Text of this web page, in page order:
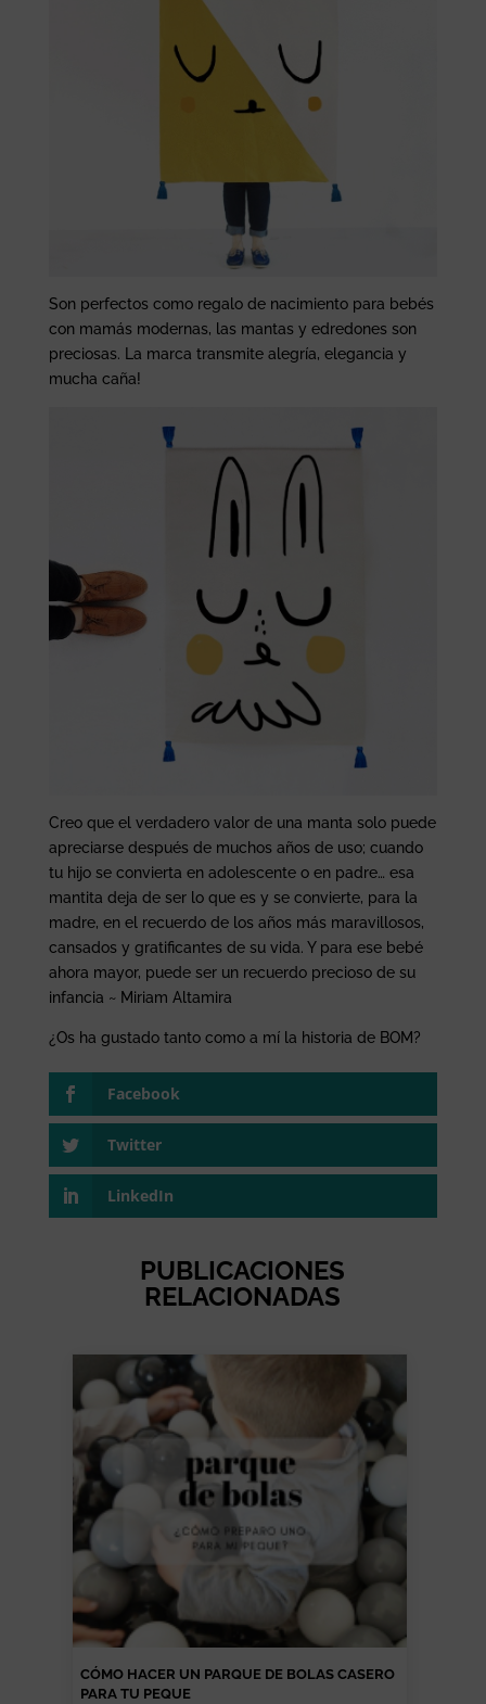
Son perfectos como regalo de nacimiento para bebés
con mamás modernas, las mantas y edredones son
preciosas. La marca transmite alegría, elegancia y
mucha caña!
Creo que el verdadero valor de una manta solo puede
apreciarse después de muchos años de uso; cuando
tu hijo se convierta en adolescente o en padre… esa
mantita deja de ser lo que es y se convierte, para la
madre, en el recuerdo de los años más maravillosos,
cansados y gratificantes de su vida. Y para ese bebé
ahora mayor, puede ser un recuerdo precioso de su
infancia ~ Miriam Altamira
¿Os ha gustado tanto como a mí la historia de BOM?
Facebook
Twitter
LinkedIn
PUBLICACIONES
RELACIONADAS
CÓMO HACER UN PARQUE DE BOLAS CASERO
PARA TU PEQUE